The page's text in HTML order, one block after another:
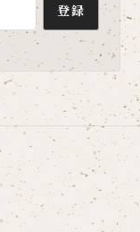
登録